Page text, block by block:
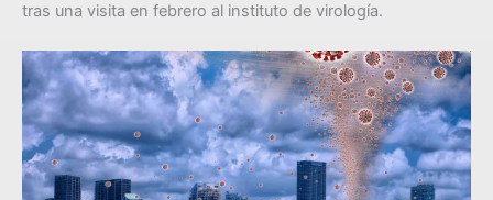
tras una visita en febrero al instituto de virología.